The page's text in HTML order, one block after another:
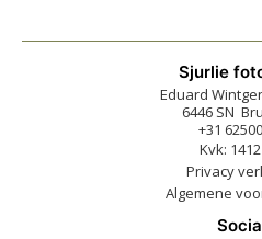
Sjurlie
Eduard
6446 SN
+31
Kvk:
Privacy
Algemene